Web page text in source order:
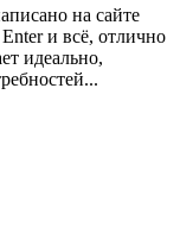
на сайте
и всё, отлично
идеально,